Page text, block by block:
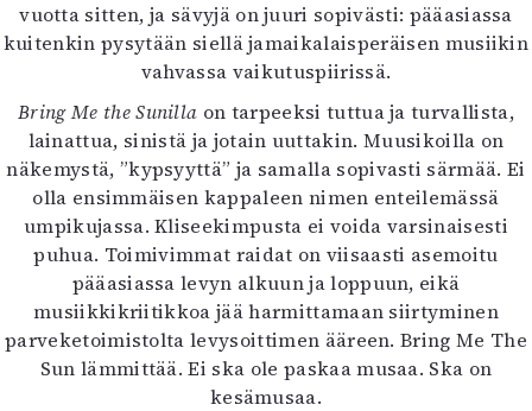
vuotta sitten, ja sävyjä on juuri sopivästi: pääasiassa
kuitenkin pysytään siellä jamaikalaisperäisen musiikin
vahvassa vaikutuspiirissä.
Bring Me the Sunilla on tarpeeksi tuttua ja turvallista,
lainattua, sinistä ja jotain uuttakin. Muusikoilla on
näkemystä, ”kypsyyttä” ja samalla sopivasti särmää. Ei
olla ensimmäisen kappaleen nimen enteilemässä
umpikujassa. Kliseekimpusta ei voida varsinaisesti
puhua. Toimivimmat raidat on viisaasti asemoitu
pääasiassa levyn alkuun ja loppuun, eikä
musiikkikriitikkoa jää harmittamaan siirtyminen
parveketoimistolta levysoittimen ääreen. Bring Me The
Sun lämmittää. Ei ska ole paskaa musaa. Ska on
kesämusaa.